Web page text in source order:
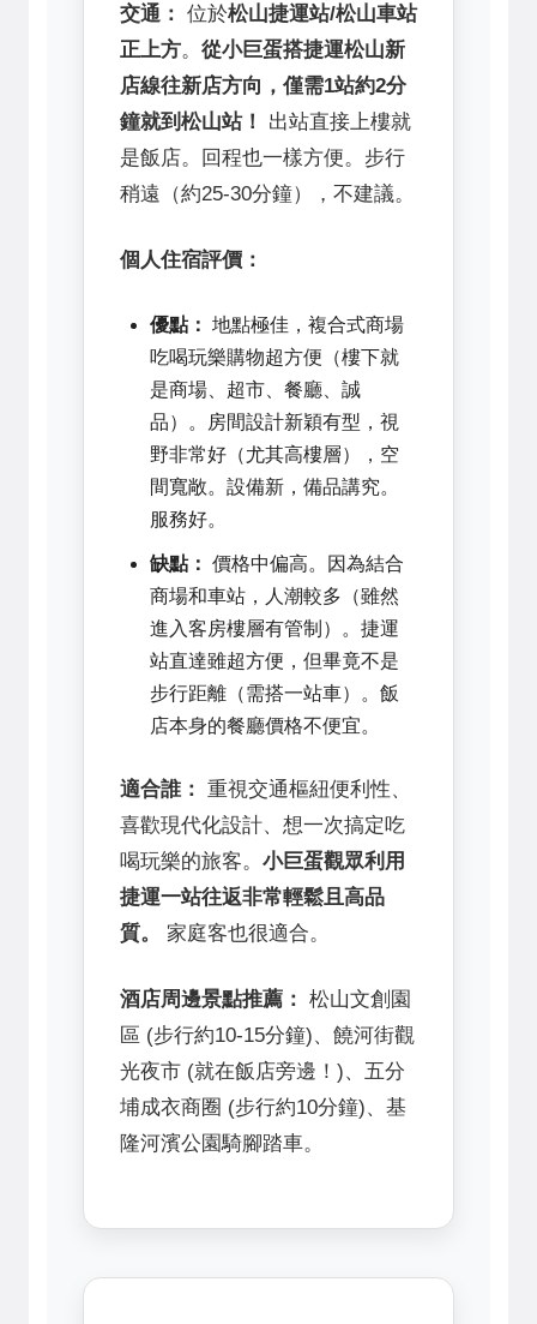
交通： 位於松山捷運站/松山車站
正上方。 從小巨蛋搭捷運松山新
店線往新店方向，僅需1站約2分
鐘就到松山站！
出站直接上樓就
是飯店。回程也一樣方便。步行
稍遠（約25-30分鐘），不建議。
個人住宿評價：
優點： 地點極佳，複合式商場
吃喝玩樂購物超方便（樓下就
是商場、超市、餐廳、誠
品）。房間設計新穎有型，視
野非常好（尤其高樓層），空
間寬敞。設備新，備品講究。
服務好。
缺點： 價格中偏高。因為結合
商場和車站，人潮較多（雖然
進入客房樓層有管制）。捷運
站直達雖超方便，但畢竟不是
步行距離（需搭一站車）。飯
店本身的餐廳價格不便宜。
適合誰： 重視交通樞紐便利性、
喜歡現代化設計、想一次搞定吃
喝玩樂的旅客。 小巨蛋觀眾利用
捷運一站往返非常輕鬆且高品
質。
家庭客也很適合。
酒店周邊景點推薦： 松山文創園
區 (步行約10-15分鐘)、饒河街觀
光夜市 (就在飯店旁邊！)、五分
埔成衣商圈 (步行約10分鐘)、基
隆河濱公園騎腳踏車。